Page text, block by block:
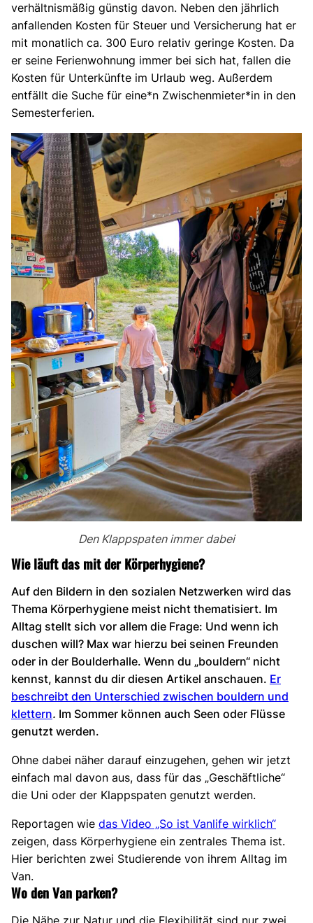
verhältnismäßig günstig davon. Neben den jährlich
anfallenden Kosten für Steuer und Versicherung hat er
mit monatlich ca. 300 Euro relativ geringe Kosten. Da
er seine Ferienwohnung immer bei sich hat, fallen die
Kosten für Unterkünfte im Urlaub weg. Außerdem
entfällt die Suche für eine*n Zwischenmieter*in in den
Semesterferien.
Den Klappspaten immer dabei
Wie läuft das mit der Körperhygiene?
Auf den Bildern in den sozialen Netzwerken wird das
Thema Körperhygiene meist nicht thematisiert. Im
Alltag stellt sich vor allem die Frage: Und wenn ich
duschen will? Max war hierzu bei seinen Freunden
oder in der Boulderhalle. Wenn du „bouldern“ nicht
kennst, kannst du dir diesen Artikel anschauen. Er
beschreibt den Unterschied zwischen bouldern und
klettern. Im Sommer können auch Seen oder Flüsse
genutzt werden.
Ohne dabei näher darauf einzugehen, gehen wir jetzt
einfach mal davon aus, dass für das „Geschäftliche“
die Uni oder der Klappspaten genutzt werden.
Reportagen wie das Video „So ist Vanlife wirklich“
zeigen, dass Körperhygiene ein zentrales Thema ist.
Hier berichten zwei Studierende von ihrem Alltag im
Van.
Wo den Van parken?